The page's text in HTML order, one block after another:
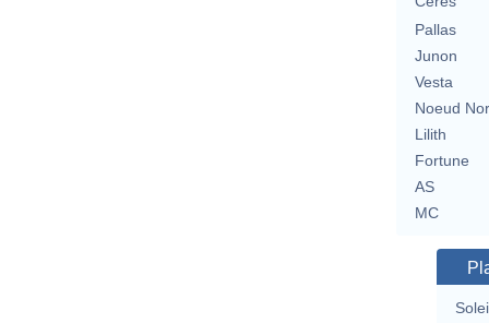
Pallas
Junon
Vesta
Noeud
Lilith
Fortune
AS
MC